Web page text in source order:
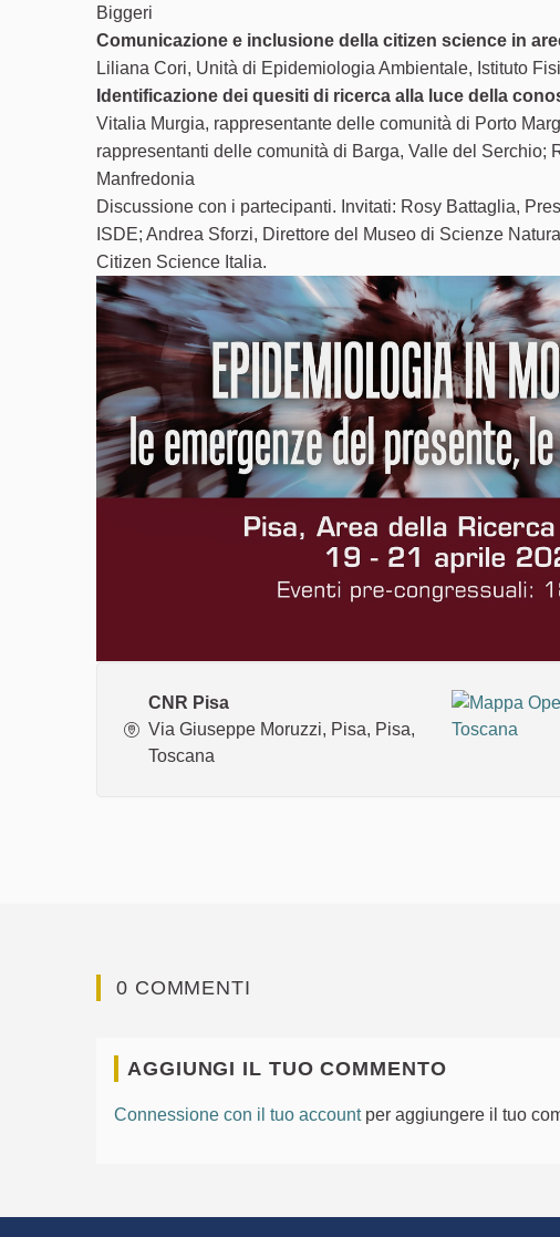
Biggeri
Comunicazione e inclusione della citizen science in
Liliana Cori, Unità di Epidemiologia Ambientale, Istituto
Identificazione dei quesiti di ricerca alla luce della
Vitalia Murgia, rappresentante delle comunità di Porto
rappresentanti delle comunità di Barga, Valle del Serchio;
Manfredonia
Discussione con i partecipanti. Invitati: Rosy Battaglia,
ISDE; Andrea Sforzi, Direttore del Museo di Scienze
Citizen Science Italia.
CNR Pisa
Via Giuseppe Moruzzi, Pisa, Pisa,
Toscana
0 COMMENTI
AGGIUNGI IL TUO COMMENTO
Connessione con il tuo accountper aggiungere il tuo